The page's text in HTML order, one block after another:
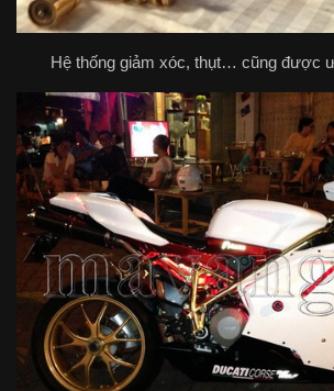
Hệ thống giảm xóc, thụt… cũng được